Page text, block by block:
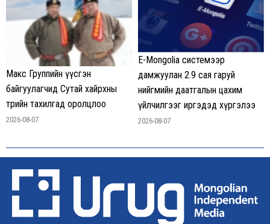
Макс Группийн үүсгэн
байгуулагчид Сутай хайрхны
төрийн тахилгад оролцлоо
2026-08-07
E-Mongolia системээр
дамжуулан 2.9 сая гаруй
нийгмийн даатгалын цахим
үйлчилгээг иргэдэд хүргэлээ
2026-08-07